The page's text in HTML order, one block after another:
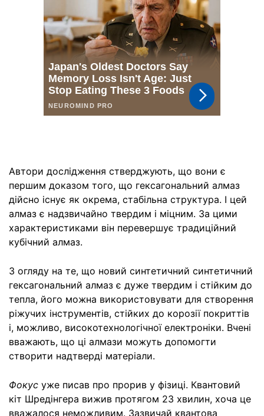
Автори дослідження стверджують, що вони є
першим доказом того, що гексагональний алмаз
дійсно існує як окрема, стабільна структура. І цей
алмаз є надзвичайно твердим і міцним. За цими
характеристиками він перевершує традиційний
кубічний алмаз.
З огляду на те, що новий синтетичний синтетичний
гексагональний алмаз є дуже твердим і стійким до
тепла, його можна використовувати для створення
ріжучих інструментів, стійких до корозії покриттів
і, можливо, високотехнологічної електроніки. Вчені
вважають, що ці алмази можуть допомогти
створити надтверді матеріали.
Фокус уже писав про прорив у фізиці. Квантовий
кіт Шредінгера вижив протягом 23 хвилин, хоча це
вважалося неможливим. Зазвичай квантова